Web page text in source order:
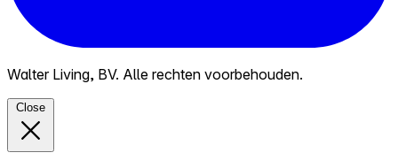
Walter Living, BV. Alle rechten voorbehouden.
Close